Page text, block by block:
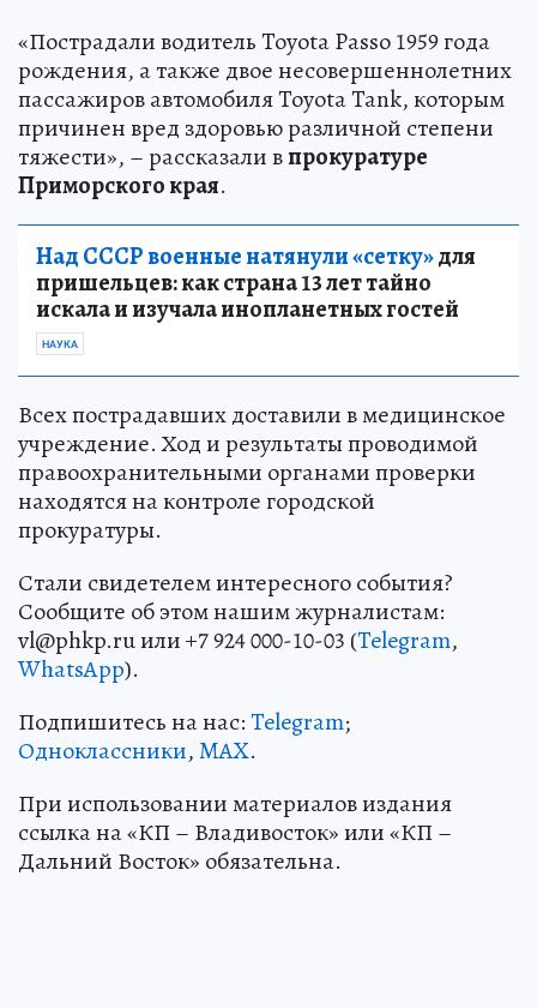
«Пострадали водитель Toyota Passo 1959 года
рождения, а также двое несовершеннолетних
пассажиров автомобиля Toyota Tank, которым
причинен вред здоровью различной степени
тяжести», – рассказали впрокуратуре
Приморского края.
Над СССР военные натянули «сетку»для
пришельцев: как страна 13 лет тайно
искала и изучала инопланетных гостей
НАУКА
Всех пострадавших доставили в медицинское
учреждение. Ход и результаты проводимой
правоохранительными органами проверки
находятся на контроле городской
прокуратуры.
Стали свидетелем интересного события?
Сообщите об этом нашим журналистам:
vl@phkp.ru или +7 924 000-10-03 (Telegram,
WhatsApp).
Подпишитесь на нас:Telegram;
Одноклассники,MAX.
При использовании материалов издания
ссылка на «КП – Владивосток» или «КП –
Дальний Восток» обязательна.